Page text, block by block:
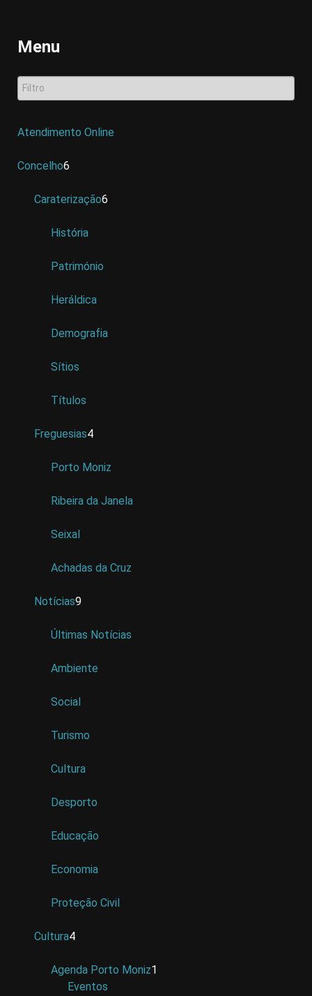
Menu
Atendimento Online
Concelho6
Caraterização6
História
Património
Heráldica
Demografia
Sítios
Títulos
Freguesias4
Porto Moniz
Ribeira da Janela
Seixal
Achadas da Cruz
Notícias9
Últimas Notícias
Ambiente
Social
Turismo
Cultura
Desporto
Educação
Economia
Proteção Civil
Cultura4
Agenda Porto Moniz1
Eventos